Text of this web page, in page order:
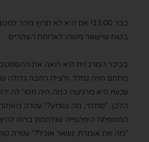
כבר 13:00! אם היא לא תרוץ מהר
בטוח שיישאר משהו לארוחת הצהריים.
בכיכר המרכזית היא רואה את
מתחם חניה נסלל, ולצידו רחבה גדולה
עכשיו היא מרגישה כמה היה חסר לה
הלבן. "סמדר, מה נשמע?" עטרה
המטפחת היפהפייה שנלחמת ברוח
"מה את אומרת, נשאר אוכל?" עטרה